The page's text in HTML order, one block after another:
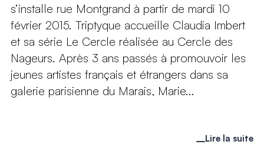
s’installe rue Montgrand à partir de mardi 10
février 2015. Triptyque accueille Claudia Imbert
et sa série Le Cercle réalisée au Cercle des
Nageurs. Après 3 ans passés à promouvoir les
jeunes artistes français et étrangers dans sa
galerie parisienne du Marais, Marie...
Lire la suite